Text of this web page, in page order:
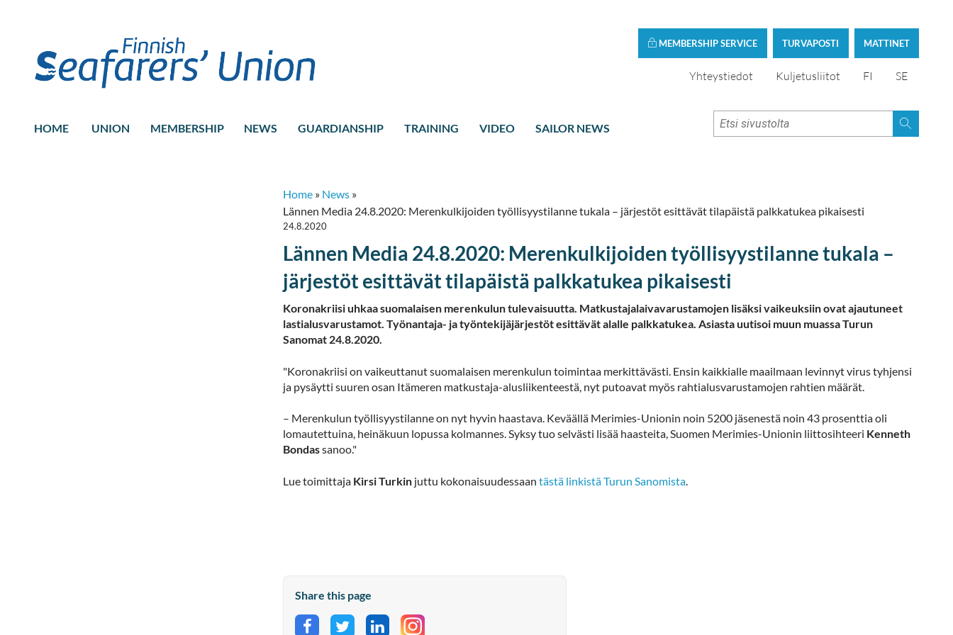
MATTINET
TURVAPOSTI
MEMBERSHIP SERVICE
Yhteystiedot Kuljetusliitot FI SE
HOME UNION MEMBERSHIP NEWS GUARDIANSHIP TRAINING VIDEO SAILOR NEWS
Home » News »
Lännen Media 24.8.2020: Merenkulkijoiden työllisyystilanne tukala – järjestöt esittävät tilapäistä palkkatukea pikaisesti
24.8.2020
Lännen Media 24.8.2020: Merenkulkijoiden työllisyystilanne tukala –
järjestöt esittävät tilapäistä palkkatukea pikaisesti
Koronakriisi uhkaa suomalaisen merenkulun tulevaisuutta. Matkustajalaivavarustamojen lisäksi vaikeuksiin ovat ajautuneet
lastialusvarustamot. Työnantaja- ja työntekijäjärjestöt esittävät alalle palkkatukea. Asiasta uutisoi muun muassa Turun
Sanomat 24.8.2020.
"Koronakriisi on vaikeuttanut suomalaisen merenkulun toimintaa merkittävästi. Ensin kaikkialle maailmaan levinnyt virus tyhjensi
ja pysäytti suuren osan Itämeren matkustaja-alusliikenteestä, nyt putoavat myös rahtialusvarustamojen rahtien määrät.
– Merenkulun työllisyystilanne on nyt hyvin haastava. Keväällä Merimies-Unionin noin 5200 jäsenestä noin 43 prosenttia oli
lomautettuina, heinäkuun lopussa kolmannes. Syksy tuo selvästi lisää haasteita, Suomen Merimies-Unionin liittosihteeri Kenneth
Bondassanoo."
Lue toimittaja Kirsi Turkin juttu kokonaisuudessaantästä linkistä Turun Sanomista.
Share this page